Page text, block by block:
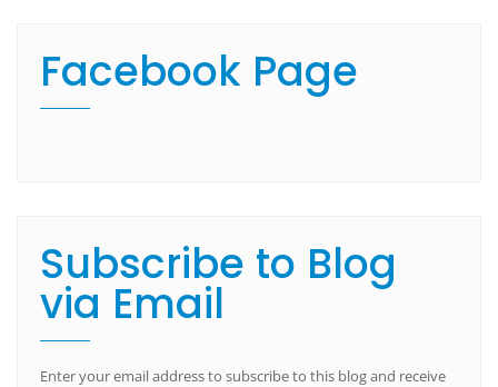
Facebook Page
Subscribe to Blog
via Email
Enter your email address to subscribe to this blog and receive